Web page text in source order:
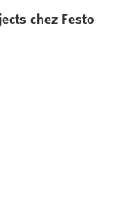
chez Festo